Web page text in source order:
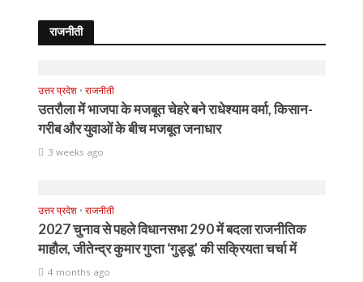
राजनीती
उत्तर प्रदेश • राजनीती
उतरौला में भाजपा के मजबूत चेहरे बने राधेश्याम वर्मा, किसान-
गरीब और युवाओं के बीच मजबूत जनाधार
3 weeks ago
उत्तर प्रदेश • राजनीती
2027 चुनाव से पहले विधानसभा 290 में बदला राजनीतिक
माहौल, जीतेन्द्र कुमार गुप्ता ‘गुड्डू’ की सक्रियता चर्चा में
4 months ago